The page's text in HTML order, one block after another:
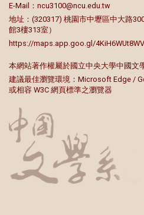
E-Mail： ncu3100@ncu.edu.tw
地址：(320317) 桃園市中壢區中大路
館3樓313室）
https://maps.app.goo.gl/
本網站著作權屬於國立中央大學中國文
建議最佳瀏覽環境：Microsoft Edge /
或相容 W3C 網頁標準之瀏覽器